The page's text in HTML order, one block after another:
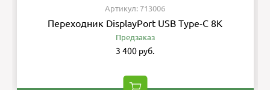
Артикул: 713006
Переходник DisplayPort USB Type-C 8K
Предзаказ
3 400 руб.